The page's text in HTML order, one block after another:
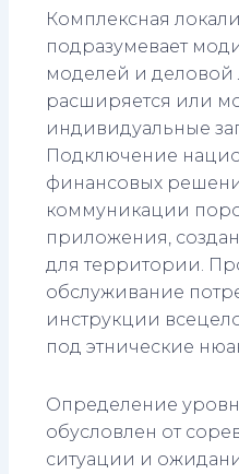
Комплексная
подразумевает
моделей и деловой
расширяется или
индивидуальные
Подключение
финансовых
коммуникации
приложения,
для территории.
обслуживание
инструкции
под этнические
Определение
обусловлен от
ситуации и